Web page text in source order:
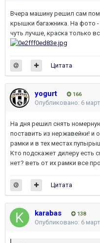
Вчера машину решил сам
крышки багажника. На фото -
чуть лучше, краска только
Цитата
yogurt 166
Опубликовано: 6
На дня решил снять
поставить из нержавейки! и
рамки и в тех местах
Кто подскажет дилеру есть
нет? веть от их рамки все
Цитата
karabas 138
Опубликовано: 6